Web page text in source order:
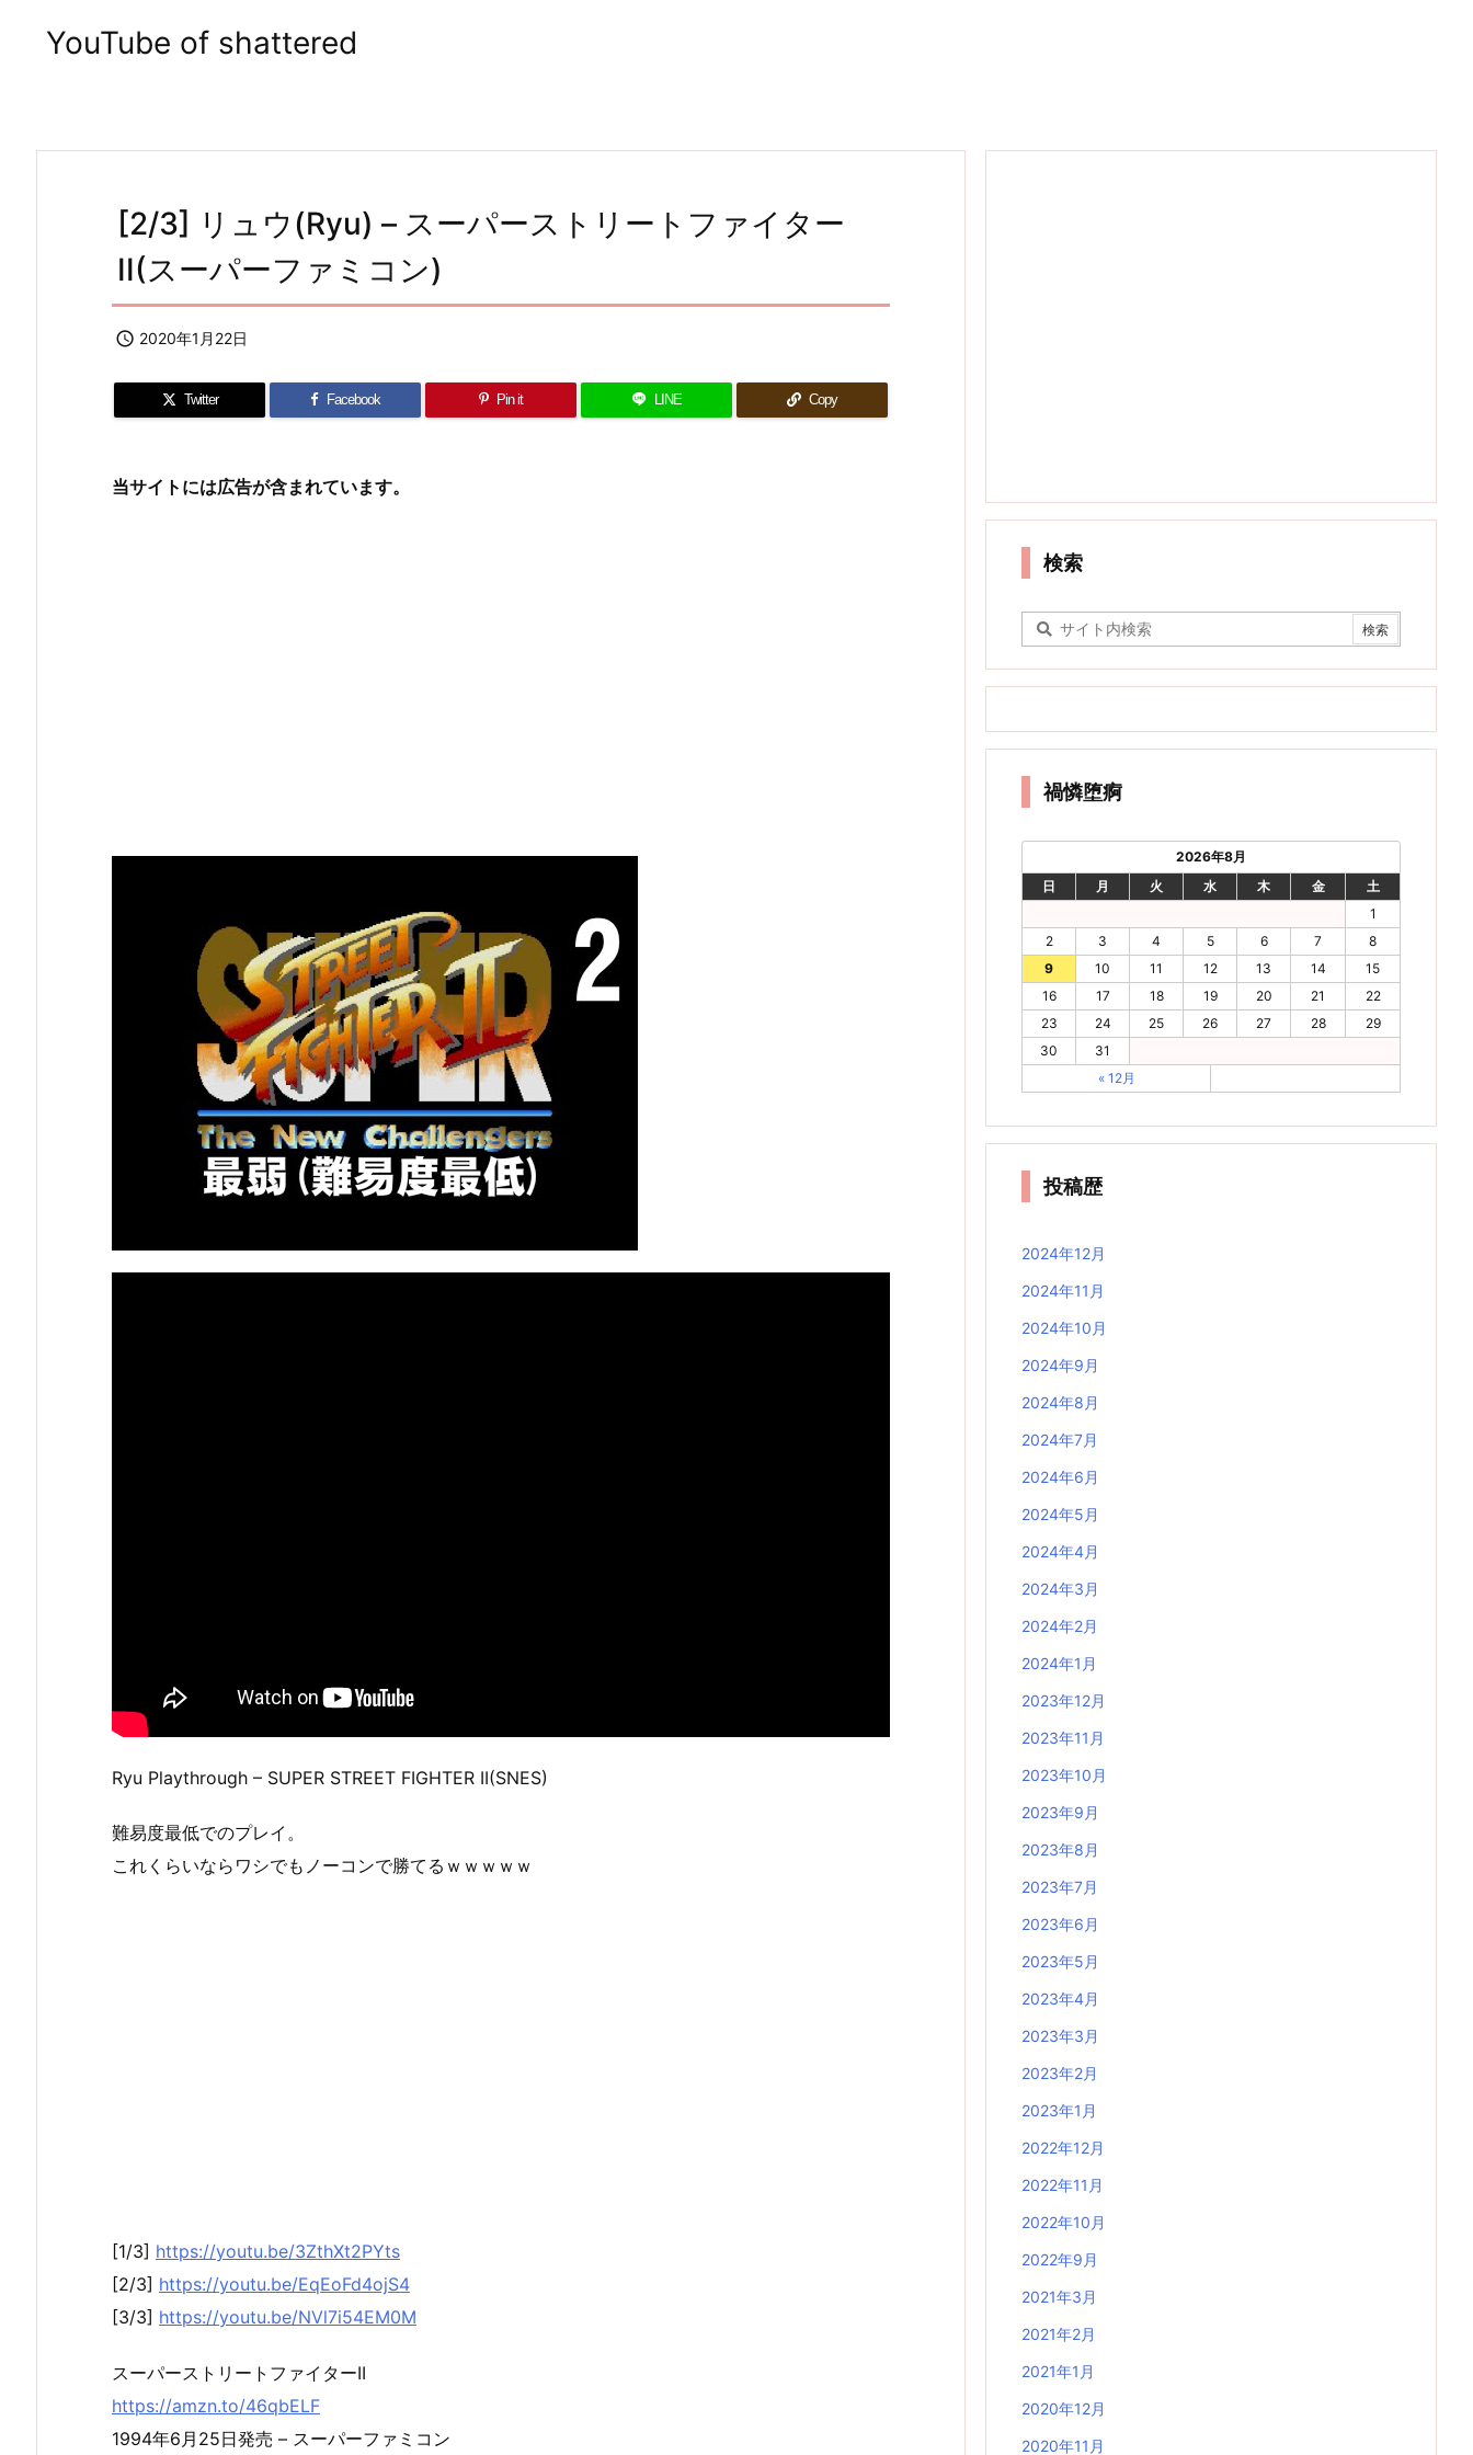
YouTube of shattered
[2/3] リュウ(Ryu) – スーパーストリートファイター
II(スーパーファミコン)
 2020年1月22日
Twitter Facebook Pin it LINE Copy
当サイトには広告が含まれています。
Ryu Playthrough – SUPER STREET FIGHTER II(SNES)
難易度最低でのプレイ。
これくらいならワシでもノーコンで勝てるｗｗｗｗｗ
[1/3] https://youtu.be/3ZthXt2PYts
[2/3] https://youtu.be/EqEoFd4ojS4
[3/3] https://youtu.be/NVl7i54EM0M
スーパーストリートファイターII
https://amzn.to/46qbELF
1994年6月25日発売 – スーパーファミコン
検索
禍憐堕痾
2026年8月
日
月 火 水 木 金
土
1
2
3 4 5 6 7
8
9
10 11 12 13 14
15
16
17 18 19 20 21
22
23
24 25 26 27 28
29
30
31
« 12月
投稿歴
2024年12月
2024年11月
2024年10月
2024年9月
2024年8月
2024年7月
2024年6月
2024年5月
2024年4月
2024年3月
2024年2月
2024年1月
2023年12月
2023年11月
2023年10月
2023年9月
2023年8月
2023年7月
2023年6月
2023年5月
2023年4月
2023年3月
2023年2月
2023年1月
2022年12月
2022年11月
2022年10月
2022年9月
2021年3月
2021年2月
2021年1月
2020年12月
2020年11月